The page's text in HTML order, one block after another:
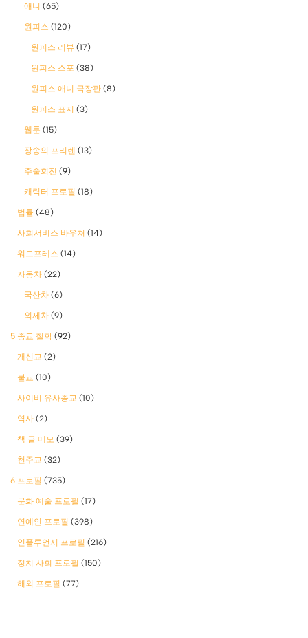
애니 (65)
원피스 (120)
원피스 리뷰 (17)
원피스 스포 (38)
원피스 애니 극장판 (8)
원피스 표지 (3)
웹툰 (15)
장송의 프리렌 (13)
주술회전 (9)
캐릭터 프로필 (18)
법률 (48)
사회서비스 바우처 (14)
워드프레스 (14)
자동차 (22)
국산차 (6)
외제차 (9)
5 종교 철학 (92)
개신교 (2)
불교 (10)
사이비 유사종교 (10)
역사 (2)
책 글 메모 (39)
천주교 (32)
6 프로필 (735)
문화 예술 프로필 (17)
연예인 프로필 (398)
인플루언서 프로필 (216)
정치 사회 프로필 (150)
해외 프로필 (77)